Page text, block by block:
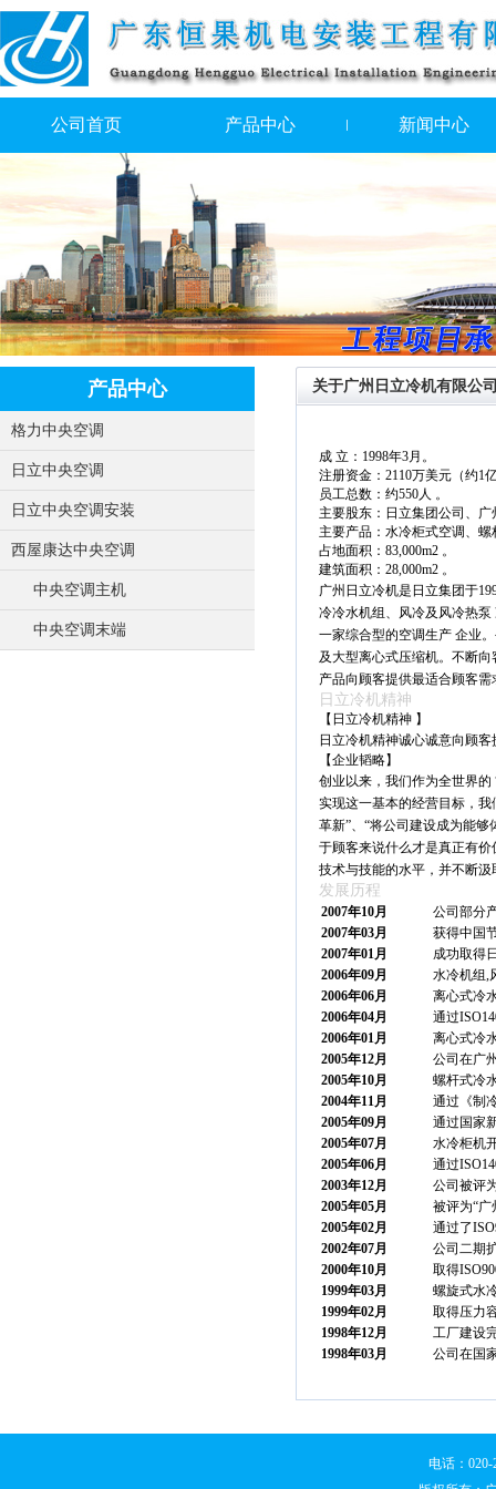
公司首页 产品中心 新闻中心
产品中心
格力中央空调
日立中央空调
日立中央空调安装
西屋康达中央空调
中央空调主机
中央空调末端
关于广州日立冷机有限公
成 立：1998年3月。
注册资金：2110万美元（约1
员工总数：约550人 。
主要股东：日立集团公司、
主要产品：水冷柜式空调、
占地面积：83,000m2 。
建筑面积：28,000m2 。
广州日立冷机是日立集团于
冷冷水机组、风冷及风冷热
一家综合型的空调生产 企业
及大型离心式压缩机。不断
产品向顾客提供最适合顾客
日立冷机精神
【日立冷机精神 】
日立冷机精神诚心诚意向顾
【企业韬略】
创业以来，我们作为全世界的
实现这一基本的经营目标，我
革新”、“将公司建设成为能
于顾客来说什么才是真正有
技术与技能的水平，并不断
发展历程
2007年10月
公司部分
2007年03月
获得中国
2007年01月
成功取得
2006年09月
水冷机组,
2006年06月
离心式冷
2006年04月
通过
2006年01月
离心式冷
2005年12月
公司在广
2005年10月
螺杆式冷
2004年11月
通过《制
2005年09月
通过国家
2005年07月
水冷柜机
2005年06月
通过
2003年12月
公司被评
2005年05月
被评为“广
2005年02月
通过了
2002年07月
公司二期
2000年10月
取得
1999年03月
螺旋式水
1999年02月
取得压力
1998年12月
工厂建设
1998年03月
公司在国
电话：